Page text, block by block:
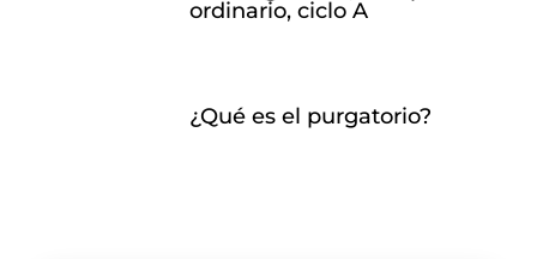
ordinario, ciclo A
¿Qué es el purgatorio?